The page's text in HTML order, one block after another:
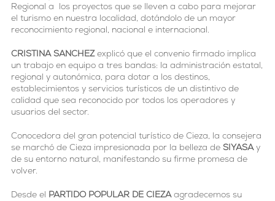
Regional a los proyectos que se lleven a cabo para mejorar
el turismo en nuestra localidad, dotándolo de un mayor
reconocimiento regional, nacional e internacional.
CRISTINA SANCHEZexplicó que el convenio firmado implica
un trabajo en equipo a tres bandas: la administración estatal,
regional y autonómica, para dotar a los destinos,
establecimientos y servicios turísticos de un distintivo de
calidad que sea reconocido por todos los operadores y
usuarios del sector.
Conocedora del gran potencial turístico de Cieza, la consejera
se marchó de Cieza impresionada por la belleza deSIYASAy
de su entorno natural, manifestando su firme promesa de
volver.
Desde el PARTIDO POPULAR DE CIEZAagradecemos su